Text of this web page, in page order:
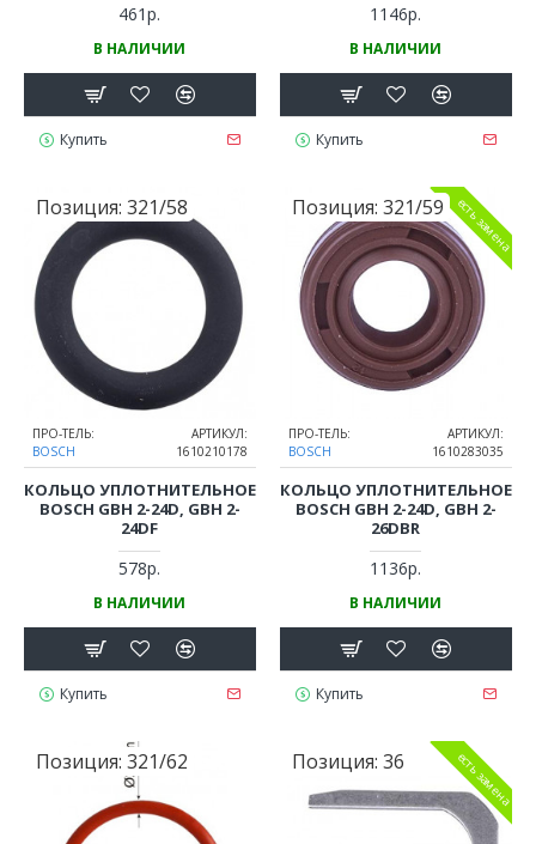
461р.
В НАЛИЧИИ
Купить
1146р.
В НАЛИЧИИ
Купить
Позиция: 321/58
ПРО-ТЕЛЬ:
BOSCH
АРТИКУЛ:
1610210178
КОЛЬЦО УПЛОТНИТЕЛЬНОЕ
BOSCH GBH 2-24D, GBH 2-
24DF
578р.
В НАЛИЧИИ
Купить
Позиция: 321/59 есть замена
ПРО-ТЕЛЬ:
BOSCH
АРТИКУЛ:
1610283035
КОЛЬЦО УПЛОТНИТЕЛЬНОЕ
BOSCH GBH 2-24D, GBH 2-
26DBR
1136р.
В НАЛИЧИИ
Купить
Позиция: 321/62 Позиция: 36 есть замена